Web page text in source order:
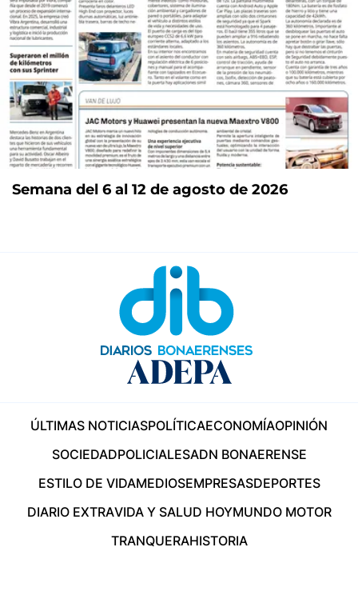
Semana del 6 al 12 de agosto de 2026
ÚLTIMAS NOTICIASPOLÍTICAECONOMÍAOPINIÓN
SOCIEDADPOLICIALESADN BONAERENSE
ESTILO DE VIDAMEDIOSEMPRESASDEPORTES
DIARIO EXTRAVIDA Y SALUD HOYMUNDO MOTOR
TRANQUERAHISTORIA